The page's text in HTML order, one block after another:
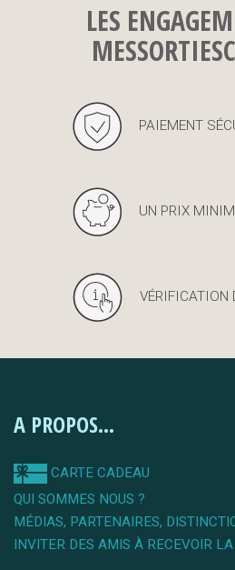
LES
PAIEMENT
UN PRIX
VÉRIFICATION
A PROPOS...
CARTE CADEAU
QUI SOMMES NOUS ?
MÉDIAS, PARTENAIRES,
INVITER DES AMIS À RECEVOIR